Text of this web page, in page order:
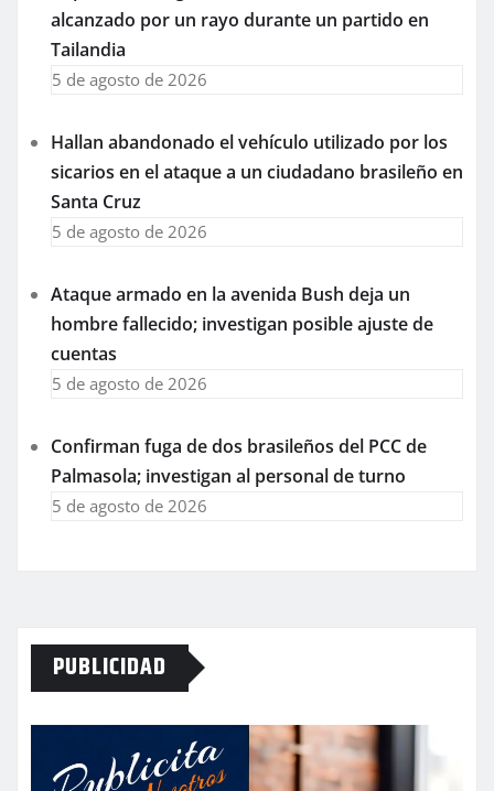
alcanzado por un rayo durante un partido en
Tailandia
5 de agosto de 2026
Hallan abandonado el vehículo utilizado por los
sicarios en el ataque a un ciudadano brasileño en
Santa Cruz
5 de agosto de 2026
Ataque armado en la avenida Bush deja un
hombre fallecido; investigan posible ajuste de
cuentas
5 de agosto de 2026
Confirman fuga de dos brasileños del PCC de
Palmasola; investigan al personal de turno
5 de agosto de 2026
PUBLICIDAD